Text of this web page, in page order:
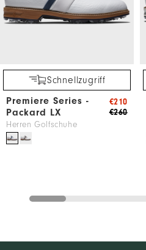
Schnellzugriff
Premiere Series -
Packard LX
Herren Golfschuhe
€260
€210